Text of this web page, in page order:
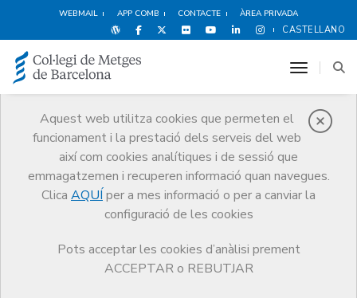
WEBMAIL APP COMB CONTACTE ÀREA PRIVADA
CASTELLANO
Aquest web utilitza cookies que permeten el
funcionament i la prestació dels serveis del web
així com cookies analítiques i de sessió que
emmagatzemen i recuperen informació quan navegues.
Clica AQUÍ per a mes informació o per a canviar la
configuració de les cookies
Pots acceptar les cookies d’anàlisi prement
ACCEPTAR o REBUTJAR
toggle
Protecció social
Salut i benestar del metge
Protecció social
Ajuts i prestacions del programa
Suport per convalescència